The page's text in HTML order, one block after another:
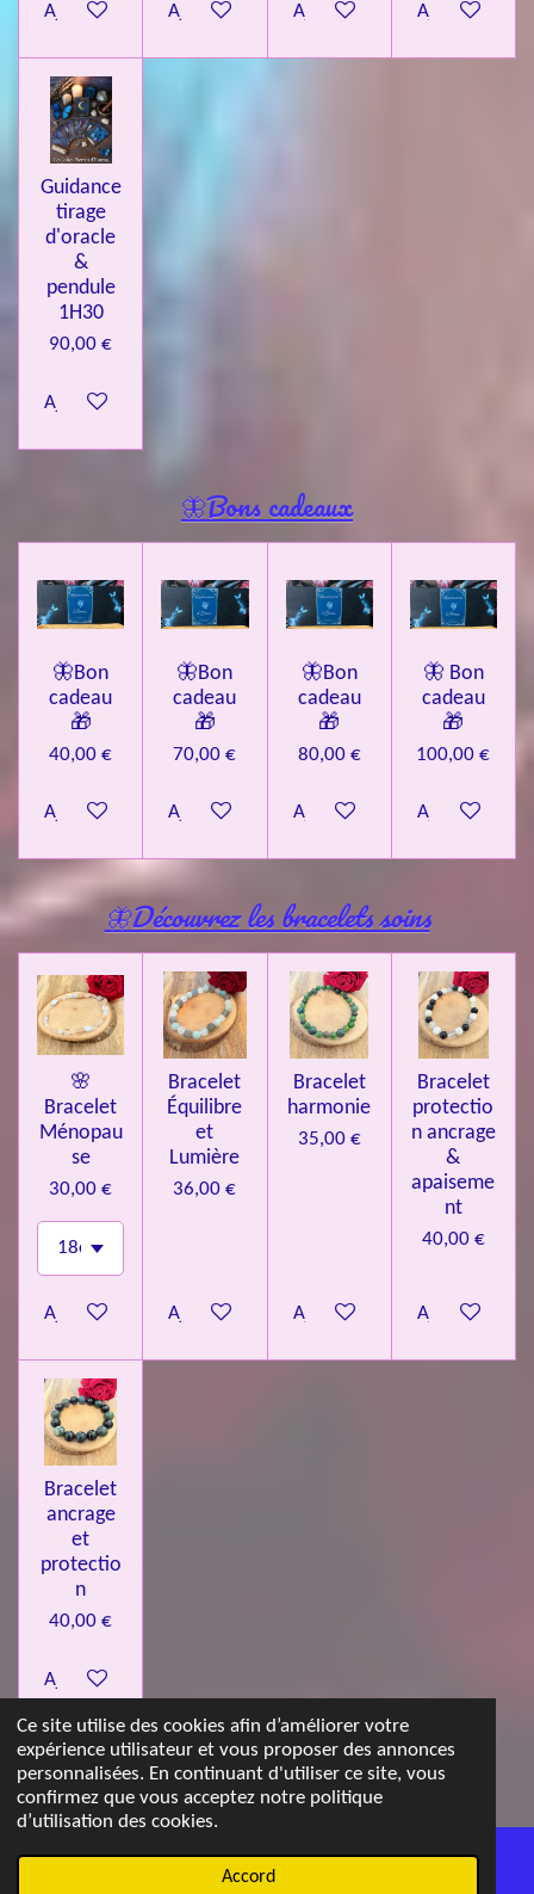
Ce site utilise des cookies afin d’améliorer votre
expérience utilisateur et vous proposer des annonces
personnalisées. En continuant d'utiliser ce site, vous
confirmez que vous acceptez notre politique
d’utilisation des cookies.
Accord
Ajouter au panierAjouter au panierAjouter au panierAjouter au
Guidance
tirage
d'oracle
&
pendule
1H30
90,00 €
Ajouter au panier
🦋Bons cadeaux
🦋Bon
cadeau
🎁
40,00 €
Ajouter au panier
🦋Bon
cadeau
🎁
70,00 €
Ajouter au panier
🦋Bon
cadeau
🎁
80,00 €
Ajouter au panier
🦋 Bon
cadeau
🎁
100,00 €
Ajouter au
🦋Découvrez les bracelets soins
🌸
Bracelet
Ménopau
se
30,00 €
Ajouter au panier
Bracelet
Équilibre
et
Lumière
36,00 €
Ajouter au panier
Bracelet
harmonie
35,00 €
Ajouter au panier
Bracelet
protectio
n ancrage
&
apaiseme
nt
40,00 €
Ajouter au
Bracelet
ancrage
et
protectio
n
40,00 €
Ajouter au panier
© 2023 - 2026 Les jolies pierres d'Emma
Propulsé par Webador
Carte